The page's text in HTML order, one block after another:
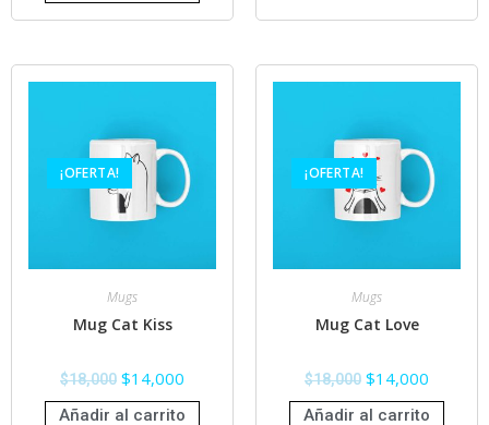
¡OFERTA!
Mugs
Mug Cat Kiss
$18,000 $14,000
Añadir al carrito
¡OFERTA!
Mugs
Mug Cat Love
$18,000 $14,000
Añadir al carrito